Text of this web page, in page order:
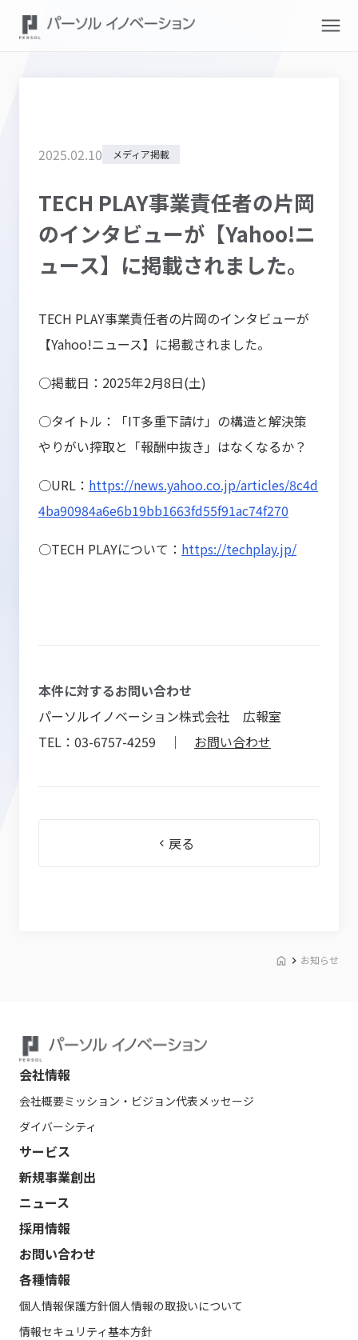
2025.02.10 メディア掲載
TECH PLAY事業責任者の片岡
のインタビューが【Yahoo!ニ
ュース】に掲載されました。
TECH PLAY事業責任者の片岡のインタビューが
【Yahoo!ニュース】に掲載されました。
○掲載日：2025年2月8日(土)
○タイトル：「IT多重下請け」の構造と解決策
やりがい搾取と「報酬中抜き」はなくなるか？
○URL： https://news.yahoo.co.jp/articles/8c4d
4ba90984a6e6b19bb1663fd55f91ac74f270
○TECH PLAYについて： https://techplay.jp/
本件に対するお問い合わせ
パーソルイノベーション株式会社 広報室
TEL：03-6757-4259 ｜ お問い合わせ
戻る
お知らせ
会社情報
会社概要ミッション・ビジョン代表メッセージ
ダイバーシティ
サービス
新規事業創出
ニュース
採用情報
お問い合わせ
各種情報
個人情報保護方針個人情報の取扱いについて
情報セキュリティ基本方針